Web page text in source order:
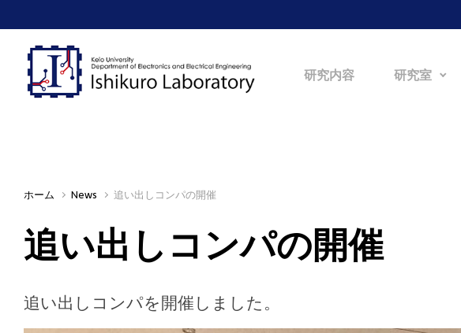
研究内容 研究室
ホーム News 追い出しコンパの開催
追い出しコンパの開催
追い出しコンパを開催しました。